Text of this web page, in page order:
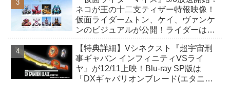
ネコが王の十二支ティザー特報映像！
仮面ライダームトン、ケイ、ヴァンケ
ンのビジュアルが公開！ライダーは子
【特典詳細】Vシネクスト『超宇宙刑
事ギャバン インフィニティVSライ
ヤ』が12/11上映！Blu-ray SP版は
「DXギャバリオンブレード(エタニテ